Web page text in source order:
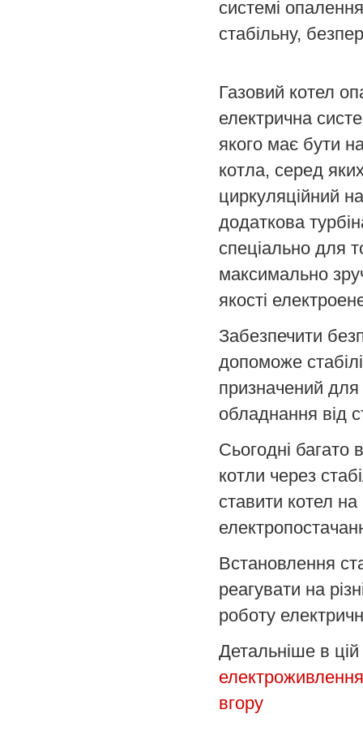
системі
стабільну,
Газовий котел
електрична
якого має бути
котла, серед
циркуляційний
додаткова
спеціально для
максимально
якості
Забезпечити
допоможе
призначений для
обладнання від
Сьогодні багато
котли через
ставити котел
Встановлення
реагувати на
роботу
Детальніше в цій
вгору